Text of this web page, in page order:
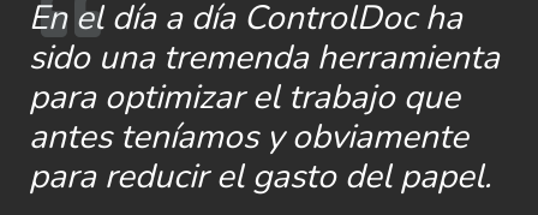
En el día a día ControlDoc ha
sido una tremenda herramienta
para optimizar el trabajo que
antes teníamos y obviamente
para reducir el gasto del papel.